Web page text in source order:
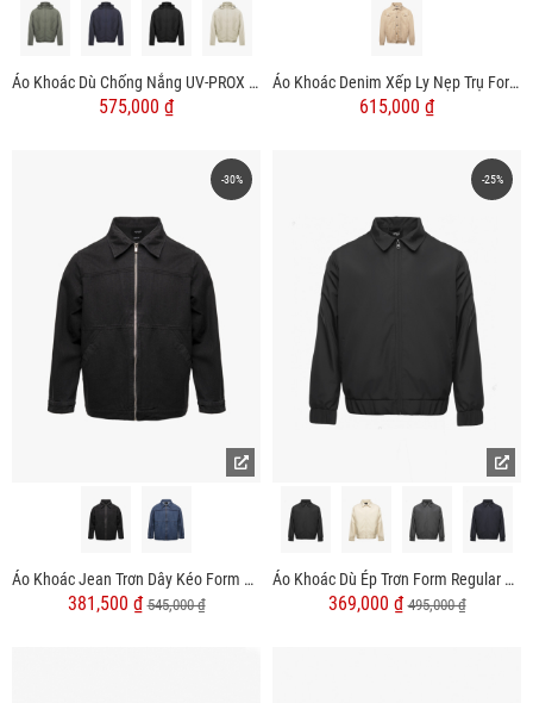
Áo Khoác Dù Chống Nắng UV-PROX Trơn Form Regular AK074
575,000 ₫
Áo Khoác Denim Xếp Ly Nẹp Trụ Form Regular AK063
615,000 ₫
-30%
Áo Khoác Jean Trơn Dây Kéo Form Regular AK076
381,500 ₫545,000 ₫
-25%
Áo Khoác Dù Ép Trơn Form Regular AK078
369,000 ₫495,000 ₫